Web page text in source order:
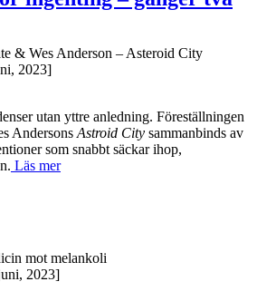
& Wes Anderson – Asteroid City
2023]
utan yttre anledning. Föreställningen
Andersons Astroid City sammanbinds av
som snabbt säckar ihop,
Läs mer
mot melankoli
2023]